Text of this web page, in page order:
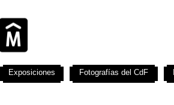
Exposiciones Fotografías del CdF